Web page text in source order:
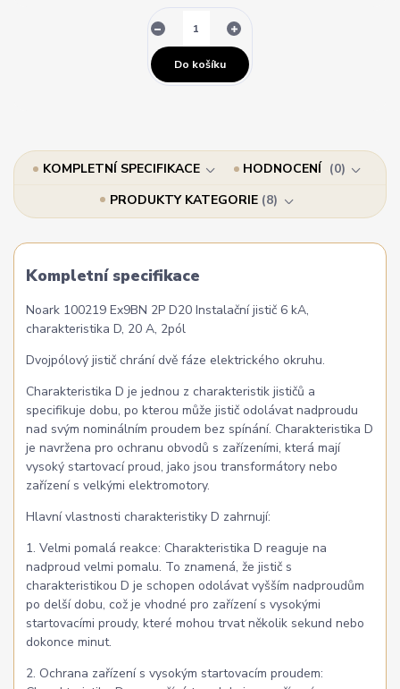
Do košíku
KOMPLETNÍ SPECIFIKACE HODNOCENÍ
0
PRODUKTY KATEGORIE 8
Kompletní specifikace
Noark 100219 Ex9BN 2P D20 Instalační jistič 6 kA,
charakteristika D, 20 A, 2pól
Dvojpólový jistič chrání dvě fáze elektrického okruhu.
Charakteristika D je jednou z charakteristik jističů a
specifikuje dobu, po kterou může jistič odolávat nadproudu
nad svým nominálním proudem bez spínání. Charakteristika D
je navržena pro ochranu obvodů s zařízeními, která mají
vysoký startovací proud, jako jsou transformátory nebo
zařízení s velkými elektromotory.
Hlavní vlastnosti charakteristiky D zahrnují:
1. Velmi pomalá reakce: Charakteristika D reaguje na
nadproud velmi pomalu. To znamená, že jistič s
charakteristikou D je schopen odolávat vyšším nadproudům
po delší dobu, což je vhodné pro zařízení s vysokými
startovacími proudy, které mohou trvat několik sekund nebo
dokonce minut.
2. Ochrana zařízení s vysokým startovacím proudem: